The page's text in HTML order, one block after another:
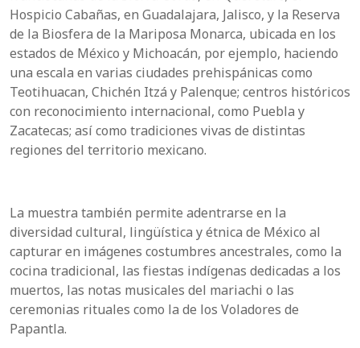
Hospicio Cabañas, en Guadalajara, Jalisco, y la Reserva
de la Biosfera de la Mariposa Monarca, ubicada en los
estados de México y Michoacán, por ejemplo, haciendo
una escala en varias ciudades prehispánicas como
Teotihuacan, Chichén Itzá y Palenque; centros históricos
con reconocimiento internacional, como Puebla y
Zacatecas; así como tradiciones vivas de distintas
regiones del territorio mexicano.
La muestra también permite adentrarse en la
diversidad cultural, lingüística y étnica de México al
capturar en imágenes costumbres ancestrales, como la
cocina tradicional, las fiestas indígenas dedicadas a los
muertos, las notas musicales del mariachi o las
ceremonias rituales como la de los Voladores de
Papantla.